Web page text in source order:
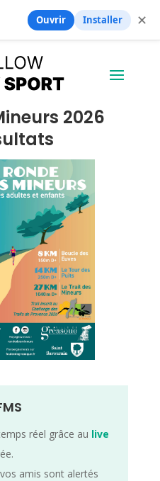
2026
réel grâce au live
amis sont alertés
Ouvrir Installer ✕